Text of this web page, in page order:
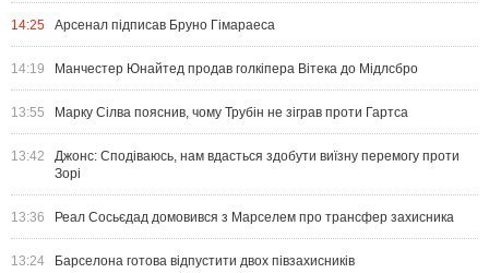
14:25 Арсенал підписав Бруно Гімараеса
14:19 Манчестер Юнайтед продав голкіпера Вітека до Мідлсбро
13:55 Марку Сілва пояснив, чому Трубін не зіграв проти Гартса
13:42
Джонс: Сподіваюсь, нам вдасться здобути виїзну перемогу проти
Зорі
13:36 Реал Сосьєдад домовився з Марселем про трансфер захисника
13:24 Барселона готова відпустити двох півзахисників